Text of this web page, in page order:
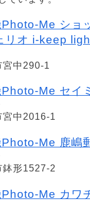
Me ショ
リオ i-keep
宮中290-1
Me セイ
宮中2016-1
Me 鹿嶋
鉢形1527-2
Me カワ